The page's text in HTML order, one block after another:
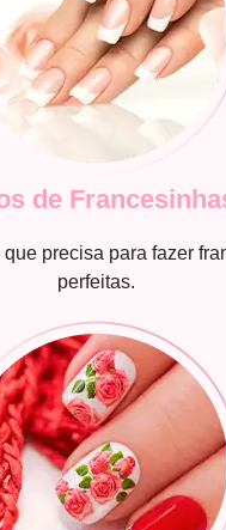
de
precisa para fazer
perfeitas.